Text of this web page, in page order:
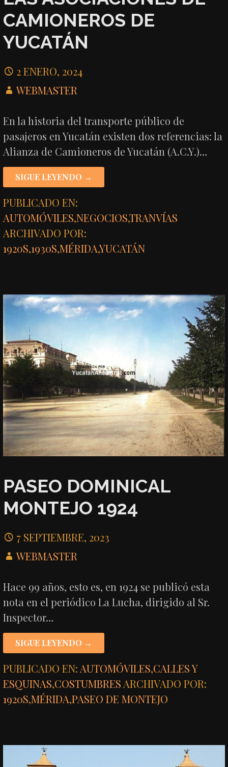
CAMIONEROS DE
YUCATÁN
2 ENERO, 2024
WEBMASTER
En la historia del transporte público de
pasajeros en Yucatán existen dos referencias: la
Alianza de Camioneros de Yucatán (A.C.Y.)…
SIGUE LEYENDO →
PUBLICADO EN:
AUTOMÓVILES,NEGOCIOS,TRANVÍAS
ARCHIVADO POR:
1920S,1930S,MÉRIDA,YUCATÁN
PASEO DOMINICAL
MONTEJO 1924
7 SEPTIEMBRE, 2023
WEBMASTER
Hace 99 años, esto es, en 1924 se publicó esta
nota en el periódico La Lucha, dirigido al Sr.
Inspector…
SIGUE LEYENDO →
PUBLICADO EN: AUTOMÓVILES,CALLES Y
ESQUINAS,COSTUMBRES ARCHIVADO POR:
1920S,MÉRIDA,PASEO DE MONTEJO